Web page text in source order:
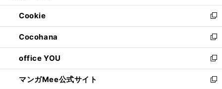
開
く
ウ
で
開
く
ン
ド
ウ
で
開
く
ウ
ィ
ン
ド
ウ
で
開
く
Cookie
新
し
い
ウ
ィ
ン
ド
Cocohana
新
し
い
ウ
ィ
office YOU
新
し
い
マンガMee公式サイト
新